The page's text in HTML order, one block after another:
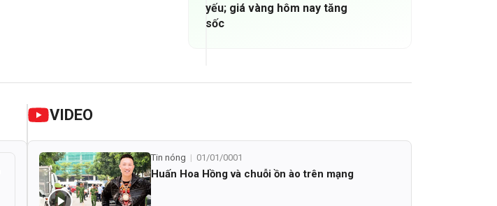
yếu; giá vàng hôm nay tăng
sốc
VIDEO
Tin nóng 01/01/0001
Huấn Hoa Hồng và chuỗi ồn ào trên mạng